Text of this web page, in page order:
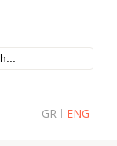
GR ENG